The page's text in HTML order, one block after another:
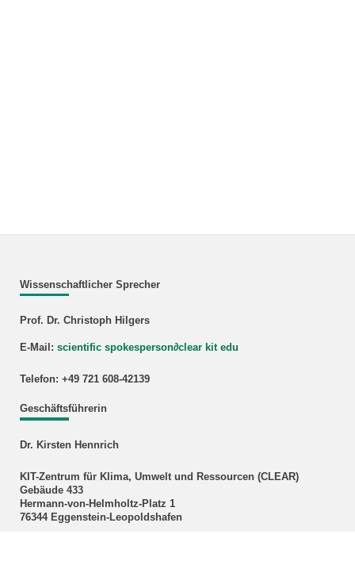
Wissenschaftlicher Sprecher
Prof. Dr. Christoph Hilgers
E-Mail: scientific spokesperson∂clear kit edu
Telefon: +49 721 608-42139
Geschäftsführerin
Dr. Kirsten Hennrich
KIT-Zentrum für Klima, Umwelt und Ressourcen (CLEAR)
Gebäude 433
Hermann-von-Helmholtz-Platz 1
76344 Eggenstein-Leopoldshafen